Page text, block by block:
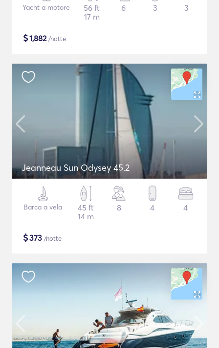
Yacht a motore
56 ft
17 m
6 3 3
$1,882/notte
Jeanneau Sun Odysey 45.2
Barca a vela
45 ft
14 m
8 4 4
$373 /notte